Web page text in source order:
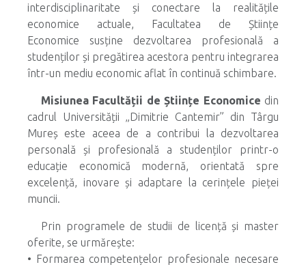
interdisciplinaritate și conectare la realitățile
economice actuale, Facultatea de Științe
Economice susține dezvoltarea profesională a
studenților și pregătirea acestora pentru integrarea
într-un mediu economic aflat în continuă schimbare.
Misiunea Facultății de Științe Economice din
cadrul Universității „Dimitrie Cantemir” din Târgu
Mureș este aceea de a contribui la dezvoltarea
personală și profesională a studenților printr-o
educație economică modernă, orientată spre
excelență, inovare și adaptare la cerințele pieței
muncii.
Prin programele de studii de licență și master
oferite, se urmărește:
• Formarea competențelor profesionale necesare